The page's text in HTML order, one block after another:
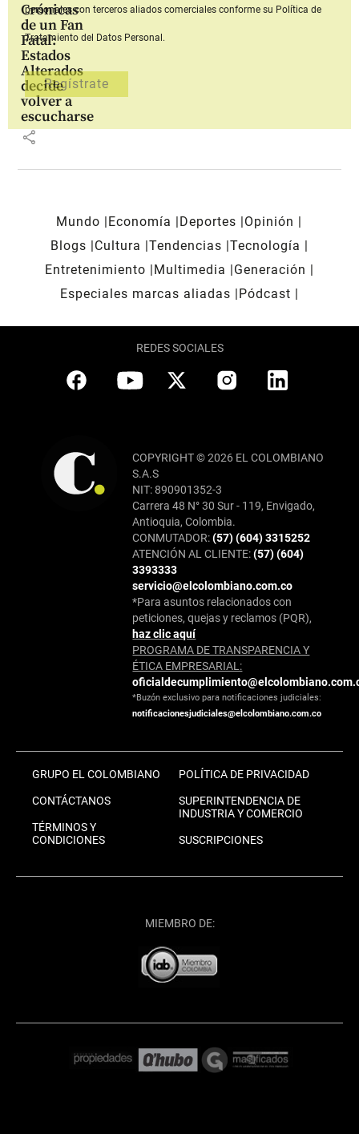
Crónicas
de un Fan
Fatal:
Estados
Alterados
decide
volver a
escucharse
share
personales con terceros aliados comerciales conforme su Política de
Tratamiento del Datos Personal.
Mundo Economía Deportes
Opinión
Blogs
Cultura Tendencias Tecnología
Entretenimiento
Multimedia
Generación
Especiales marcas aliadas
Pódcast
REDES SOCIALES
COPYRIGHT © 2026 EL COLOMBIANO
S.A.S
NIT: 890901352-3
Carrera 48 N° 30 Sur - 119, Envigado,
Antioquia, Colombia.
CONMUTADOR:(57) (604) 3315252
ATENCIÓN AL CLIENTE:(57) (604)
3393333
servicio@elcolombiano.com.co
*Para asuntos relacionados con
peticiones, quejas y reclamos (PQR),
haz clic aquí
PROGRAMA DE TRANSPARENCIA Y
ÉTICA EMPRESARIAL:
*Buzón exclusivo para notificaciones judiciales:
notificacionesjudiciales@elcolombiano.com.co
GRUPO EL COLOMBIANO
CONTÁCTANOS
TÉRMINOS Y
CONDICIONES
POLÍTICA DE PRIVACIDAD
SUPERINTENDENCIA DE
INDUSTRIA Y COMERCIO
SUSCRIPCIONES
MIEMBRO DE: